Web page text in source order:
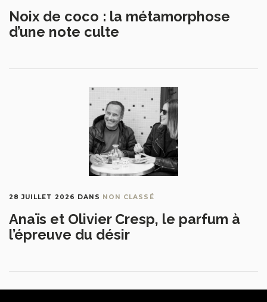
Noix de coco : la métamorphose
d’une note culte
28 JUILLET 2026 DANS NON CLASSÉ
Anaïs et Olivier Cresp, le parfum à
l’épreuve du désir